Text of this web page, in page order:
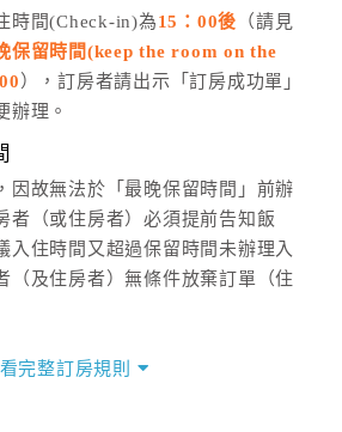
～晚上6:00
時間(Check-in)為15：00後 （請見
保留時間(keep the room on the
），訂房者請出示「訂房成功單」
辦理。
因故無法於「最晚保留時間」前辦
者（或住房者）必須提前告知飯
入住時間又超過保留時間未辦理入
（及住房者）無條件放棄訂單（住
看完整訂房規則